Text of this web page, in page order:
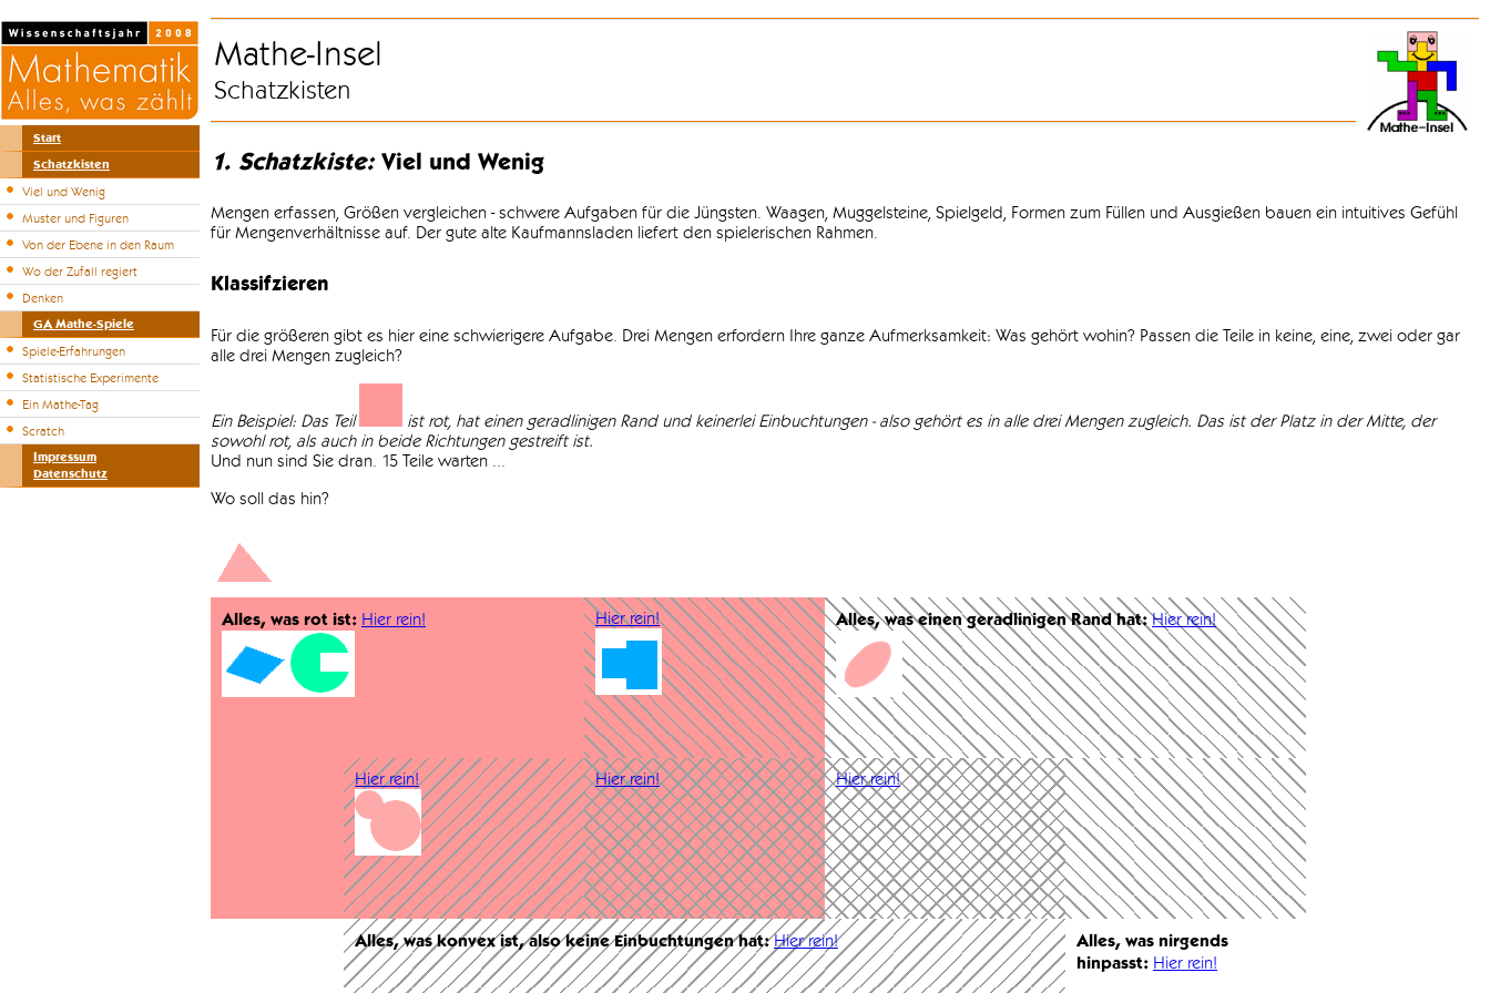
Start
Schatzkisten
Viel und Wenig
Muster und Figuren
Von der Ebene in den Raum
Wo der Zufall regiert
Denken
GA Mathe-Spiele
Spiele-Erfahrungen
Statistische Experimente
Ein Mathe-Tag
Scratch
Impressum
Datenschutz
Mathe-Insel
Schatzkisten
1. Schatzkiste:Viel und Wenig
Mengen erfassen, Größen vergleichen - schwere Aufgaben für die Jüngsten. Waagen, Muggelsteine, Spielgeld, Formen zum Füllen und Ausgießen bauen ein intuitives Gefühl
für Mengenverhältnisse auf. Der gute alte Kaufmannsladen liefert den spielerischen Rahmen.
Klassifzieren
Für die größeren gibt es hier eine schwierigere Aufgabe. Drei Mengen erfordern Ihre ganze Aufmerksamkeit: Was gehört wohin? Passen die Teile in keine, eine, zwei oder gar
alle drei Mengen zugleich?
Ein Beispiel: Das Teil
ist rot, hat einen geradlinigen Rand und keinerlei Einbuchtungen - also gehört es in alle drei Mengen zugleich. Das ist der Platz in der Mitte, der
sowohl rot, als auch in beide Richtungen gestreift ist.
Und nun sind Sie dran. 15 Teile warten ...
Wo soll das hin?
Alles, was rot ist: Hier rein! Hier rein! Alles, was einen geradlinigen Rand hat:Hier rein!
Hier rein! Hier rein! Hier rein!
Alles, was konvex ist, also keine Einbuchtungen hat:Hier rein!
Alles, was nirgends
hinpasst: Hier rein!